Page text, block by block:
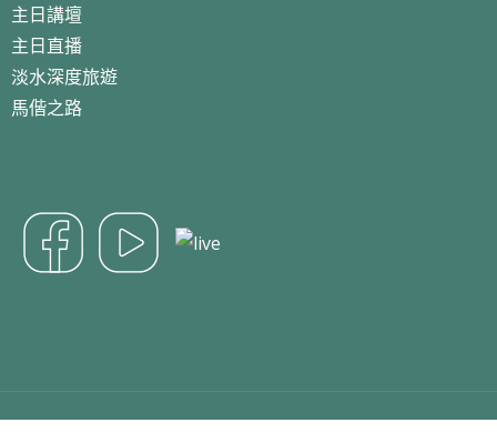
主日講壇
主日直播
淡水深度旅遊
馬偕之路